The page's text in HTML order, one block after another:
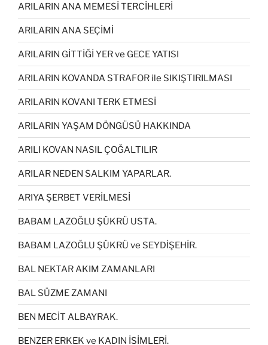
ARILARIN ANA MEMESİ TERCİHLERİ
ARILARIN ANA SEÇİMİ
ARILARIN GİTTİĞİ YER ve GECE YATISI
ARILARIN KOVANDA STRAFOR ile SIKIŞTIRILMASI
ARILARIN KOVANI TERK ETMESİ
ARILARIN YAŞAM DÖNGÜSÜ HAKKINDA
ARILI KOVAN NASIL ÇOĞALTILIR
ARILAR NEDEN SALKIM YAPARLAR.
ARIYA ŞERBET VERİLMESİ
BABAM LAZOĞLU ŞÜKRÜ USTA.
BABAM LAZOĞLU ŞÜKRÜ ve SEYDİŞEHİR.
BAL NEKTAR AKIM ZAMANLARI
BAL SÜZME ZAMANI
BEN MECİT ALBAYRAK.
BENZER ERKEK ve KADIN İSİMLERİ.